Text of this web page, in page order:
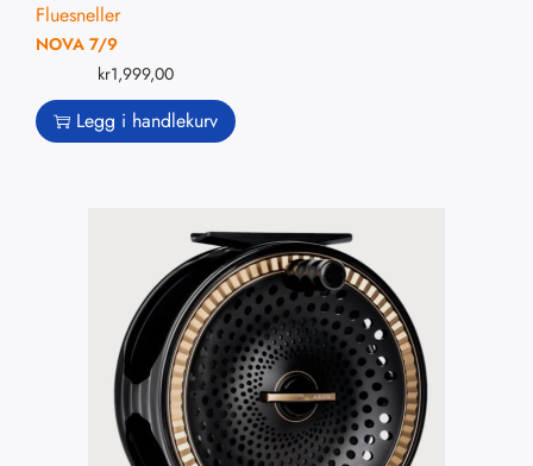
Fluesneller
NOVA 7/9
kr1,999,00
Legg i handlekurv